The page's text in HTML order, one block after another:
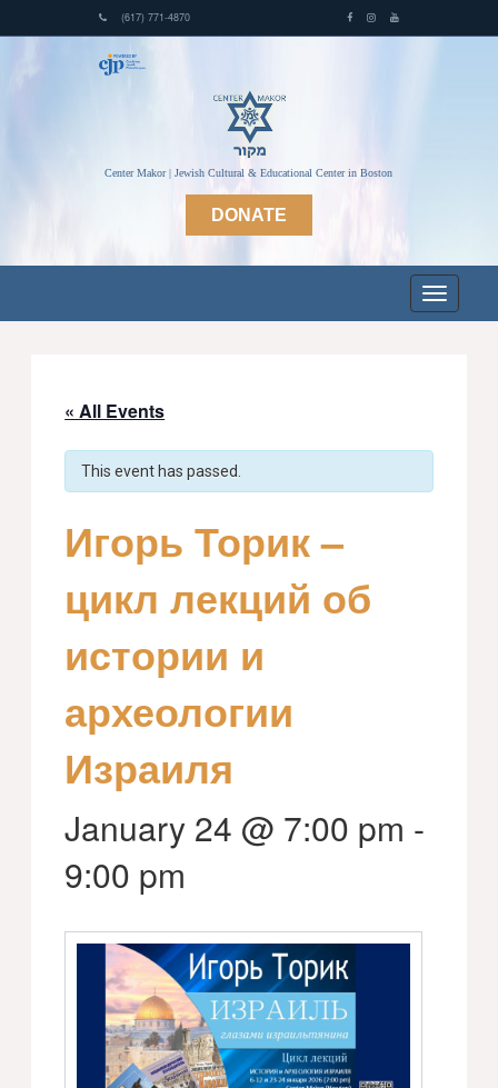
(617) 771-4870
Center Makor | Jewish Cultural & Educational Center in Boston
DONATE
« All Events
This event has passed.
Игорь Торик –
цикл лекций об
истории и
археологии
Израиля
January 24 @ 7:00 pm -
9:00 pm